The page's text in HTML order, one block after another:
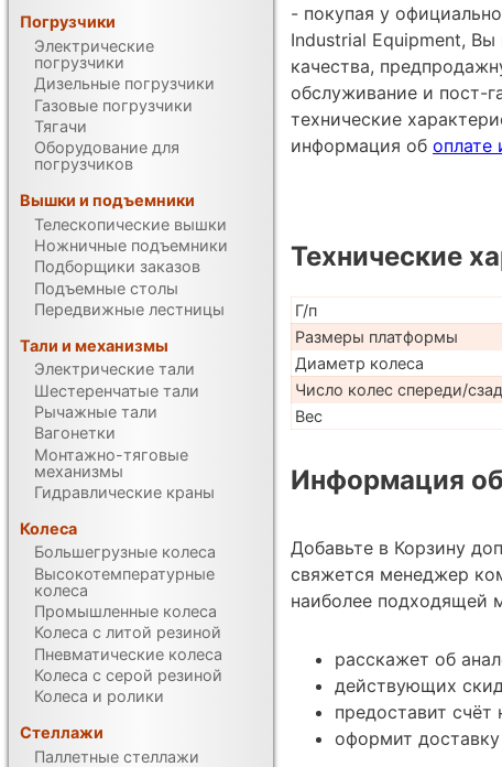
- покупая у
Industrial Equipment, Вы
качества,
обслуживание и пост-
технические
информация об оплате
Технические
Г/п
Размеры платформы
Диаметр колеса
Число колес спереди/
Вес
Информация
Добавьте в Корзину
свяжется менеджер
наиболее подходящей
расскажет об
действующих
предоставит счёт
оформит
Погрузчики
Электрические
погрузчики
Дизельные погрузчики
Газовые погрузчики
Тягачи
Оборудование для
погрузчиков
Вышки и подъемники
Телескопические вышки
Ножничные подъемники
Подборщики заказов
Подъемные столы
Передвижные лестницы
Тали и механизмы
Электрические тали
Шестеренчатые тали
Рычажные тали
Вагонетки
Монтажно-тяговые
механизмы
Гидравлические краны
Колеса
Большегрузные колеса
Высокотемпературные
колеса
Промышленные колеса
Колеса с литой резиной
Пневматические колеса
Колеса с серой резиной
Колеса и ролики
Стеллажи
Паллетные стеллажи